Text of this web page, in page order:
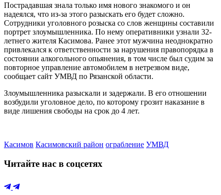
Пострадавшая знала только имя нового знакомого и он
надеялся, что из-за этого разыскать его будет сложно.
Сотрудники уголовного розыска со слов женщины составили
портрет злоумышленника. По нему оперативники узнали 32-
летнего жителя Касимова. Ранее этот мужчина неоднократно
привлекался к ответственности за нарушения правопорядка в
состоянии алкогольного опьянения, в том числе был судим за
повторное управление автомобилем в нетрезвом виде,
сообщает сайт УМВД по Рязанской области.
Злоумышленника разыскали и задержали. В его отношении
возбудили уголовное дело, по которому грозит наказание в
виде лишения свободы на срок до 4 лет.
Касимов Касимовский район ограбление УМВД
Читайте нас в соцсетях